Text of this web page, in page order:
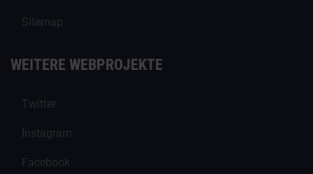
Sitemap
WEITERE WEBPROJEKTE
Twitter
Instagram
Facebook